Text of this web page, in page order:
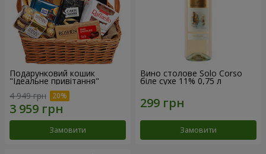
Подарунковий кошик
"Ідеальне привітання"
4 949 грн
Замовити
Вино столове Solo Corso
біле сухе 11% 0,75 л
Замовити